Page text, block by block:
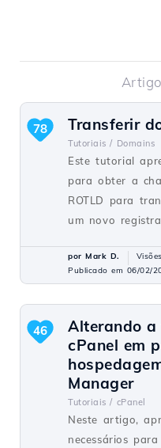
Transferir
Tutoriais / Domains
Este tutorial
para obter a
ROTLD para
um novo
78
por Mark D.
Publicado em 06/02/
Alterando a
cPanel em
Manager
Tutoriais / cPanel
Neste artigo,
necessários
46